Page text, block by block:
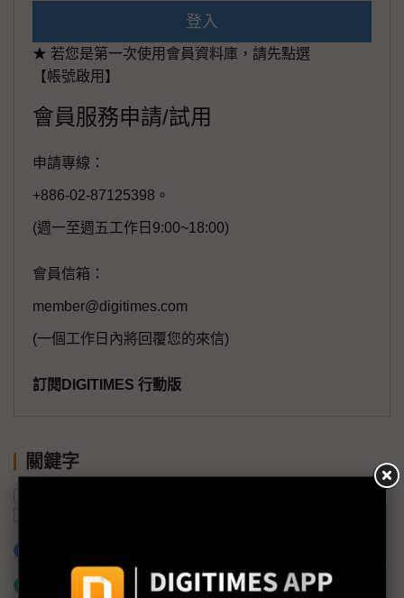
登入
★ 若您是第一次使用會員資料庫，請先點選
【帳號啟用】
會員服務申請/試用
申請專線：
+886-02-87125398。
(週一至週五工作日9:00~18:00)
會員信箱：
member@digitimes.com
(一個工作日內將回覆您的來信)
訂閱DIGITIMES 行動版
關鍵字
什麼是「關鍵字追蹤」